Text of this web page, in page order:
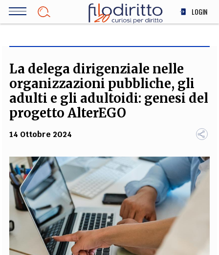
Salta
LOGIN
SOCIETÀ
MEDICINA
SCIENZA
STORIA E FILOSOFIA
TEAM
FILODIRITTO REDAZIONE COMITATO SCIENTIFICO AUTORI CURATORI
FOTOGRAFI
PARTNER COLLABORA CON NOI
EXTRA
RUBRICHE LIBRI PROCEEDINGS PUBBLICITÀ
La delega dirigenziale nelle
organizzazioni pubbliche, gli
adulti e gli adultoidi: genesi del
progetto AlterEGO
14 Ottobre 2024